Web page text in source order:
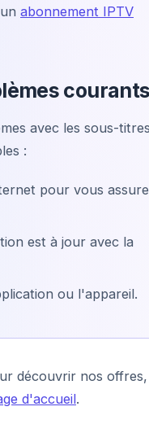
abonnement IPTV
avec les sous-
:
pour vous
est à jour avec la
ou l'appareil.
découvrir nos offres,
d'accueil.